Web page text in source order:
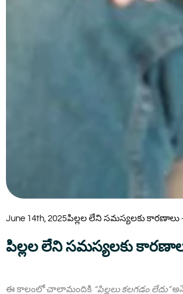
June 14th, 2025పిల్లల లేని సమస్యలకు కారణాలు
పిల్లల లేని సమస్యలకు
ఈ కాలంలో చాలామందికి “పిల్లలు కలగడం లేదు”